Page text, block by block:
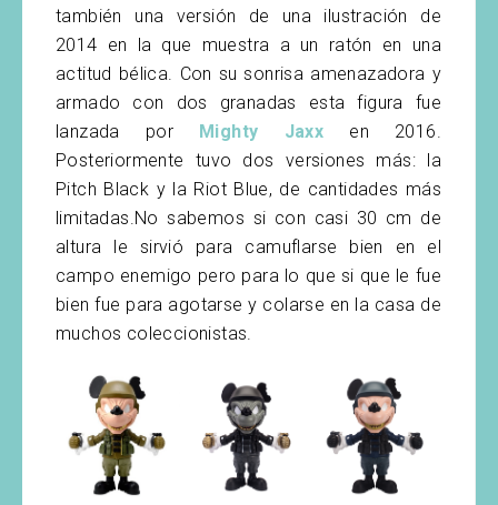
también una versión de una ilustración de
2014 en la que muestra a un ratón en una
actitud bélica. Con su sonrisa amenazadora y
armado con dos granadas esta figura fue
lanzada por
Mighty Jaxx en 2016.
Posteriormente tuvo dos versiones más: la
Pitch Black y la Riot Blue, de cantidades más
limitadas.No sabemos si con casi 30 cm de
altura le sirvió para camuflarse bien en el
campo enemigo pero para lo que si que le fue
bien fue para agotarse y colarse en la casa de
muchos coleccionistas.